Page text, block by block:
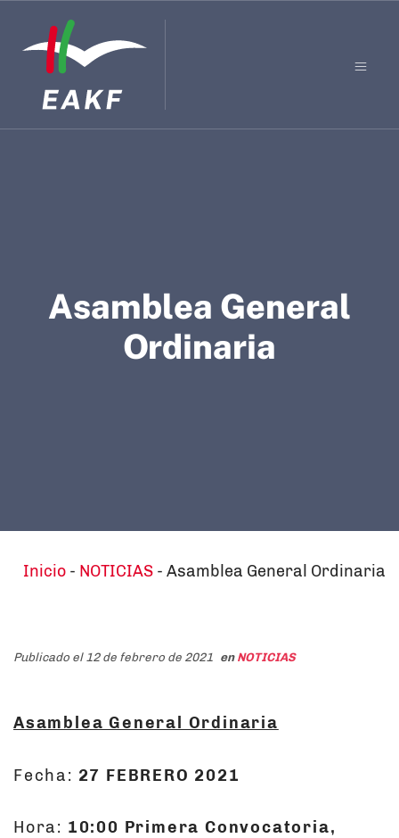
Asamblea General
Ordinaria
Inicio - NOTICIAS - Asamblea General Ordinaria
Publicado el 12 de febrero de 2021 enNOTICIAS
Asamblea General Ordinaria
Fecha: 27 FEBRERO 2021
Hora: 10:00 Primera Convocatoria,